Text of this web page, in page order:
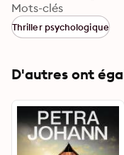
Ein tiefgründiger,
über zwei Frauen:
Geheimnis
Verdacht kommt,
Mots-clés
Thriller psychologique
D'autres ont